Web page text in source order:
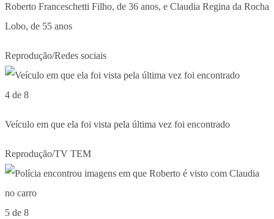
Roberto Franceschetti Filho, de 36 anos, e Claudia Regina da Rocha
Lobo, de 55 anos
Reprodução/Redes sociais
4 de 8
Veículo em que ela foi vista pela última vez foi encontrado
Reprodução/TV TEM
5 de 8